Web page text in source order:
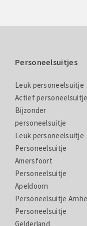
Personeelsuitjes
Leuk personeelsuitje
Actief
Bijzonder
personeelsuitje
Leuk personeelsuitje
Personeelsuitje
Amersfoort
Personeelsuitje
Apeldoorn
Personeelsuitje
Personeelsuitje
Gelderland